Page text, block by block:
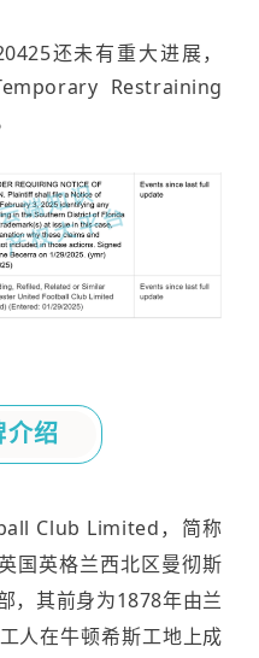
还未有重大进展，
Restraining
绍
Club Limited，简称
国英格兰西北区曼彻斯
，其前身为1878年由兰
人在牛顿希斯工地上成